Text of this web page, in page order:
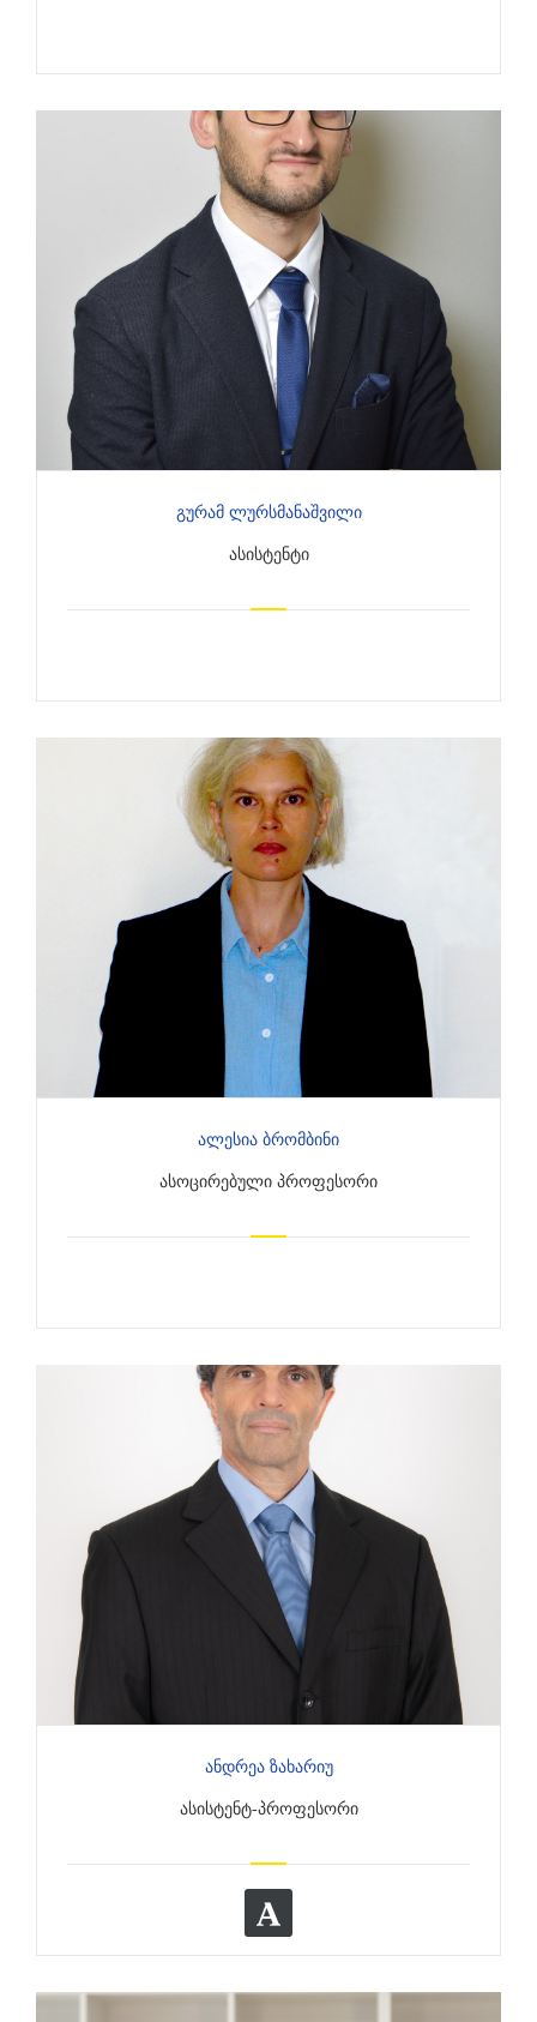
Გურამ Ლურსმანაშვილი
ᲐᲡᲘᲡᲢᲔᲜᲢᲘ
Ალესია Ბრომბინი
ᲐᲡᲝᲪᲘᲠᲔᲑᲣᲚᲘ ᲞᲠᲝᲤᲔᲡᲝᲠᲘ
Ანდრეა Ზახარიუ
ᲐᲡᲘᲡᲢᲔᲜᲢ-ᲞᲠᲝᲤᲔᲡᲝᲠᲘ